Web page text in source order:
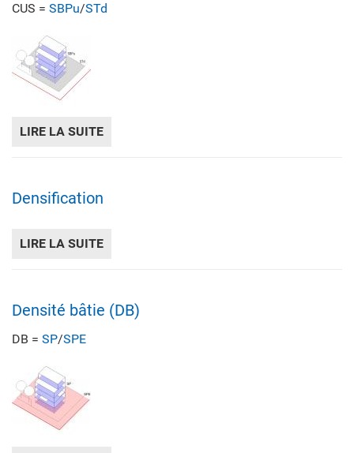
CUS = SBPu/STd
LIRE LA SUITE
Densification
LIRE LA SUITE
Densité bâtie (DB)
DB = SP/SPE